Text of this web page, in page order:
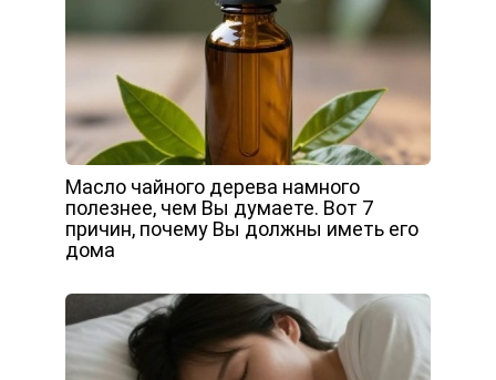
Масло чайного дерева намного
полезнее, чем Вы думаете. Вот 7
причин, почему Вы должны иметь его
дома